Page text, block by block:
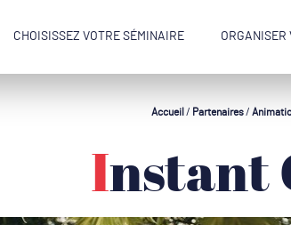
CHOISISSEZ VOTRE SÉMINAIRE ORGANISER
Accueil / Partenaires/